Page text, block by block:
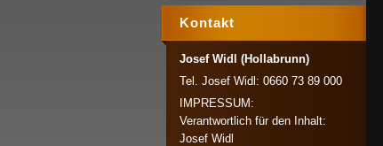
Kontakt
Josef Widl (Hollabrunn)
Tel. Josef Widl: 0660 73 89 000
IMPRESSUM:
Verantwortlich für den Inhalt:
Josef Widl